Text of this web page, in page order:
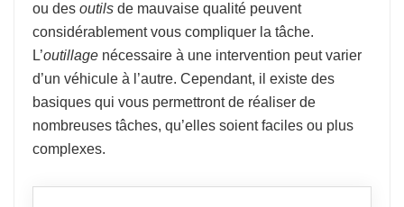
ou des outils de mauvaise qualité peuvent
considérablement vous compliquer la tâche.
L’outillage nécessaire à une intervention peut varier
d’un véhicule à l’autre. Cependant, il existe des
basiques qui vous permettront de réaliser de
nombreuses tâches, qu’elles soient faciles ou plus
complexes.